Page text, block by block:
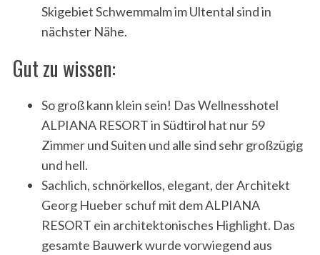
Skigebiet Schwemmalm im Ultental sind in
nächster Nähe.
Gut zu wissen:
So groß kann klein sein! Das Wellnesshotel
ALPIANA RESORT in Südtirol hat nur 59
Zimmer und Suiten und alle sind sehr großzügig
und hell.
Sachlich, schnörkellos, elegant, der Architekt
Georg Hueber schuf mit dem ALPIANA
RESORT ein architektonisches Highlight. Das
gesamte Bauwerk wurde vorwiegend aus
S